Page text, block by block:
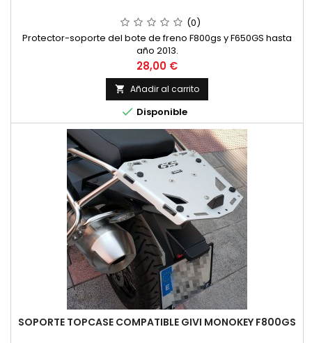
(0)
Protector-soporte del bote de freno F800gs y F650GS hasta
año 2013.
Precio
28,00 €
 Añadir al carrito
 Disponible
SOPORTE TOPCASE COMPATIBLE GIVI MONOKEY F800GS